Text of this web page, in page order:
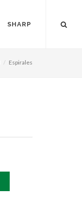
SHARP
Espirales